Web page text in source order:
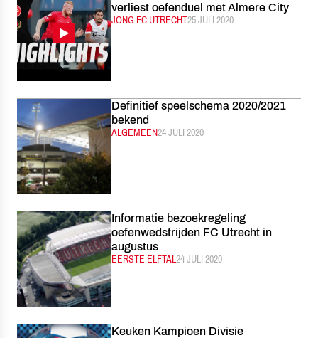
verliest oefenduel met Almere City
CATEGORIE:
JONG FC UTRECHTGEPUBLICEERD:
25 JULI 2020
Definitief speelschema 2020/2021
bekend
CATEGORIE:
ALGEMEENGEPUBLICEERD:
24 JULI 2020
Informatie bezoekregeling
oefenwedstrijden FC Utrecht in
augustus
CATEGORIE:
EERSTE ELFTALGEPUBLICEERD:
24 JULI 2020
Keuken Kampioen Divisie